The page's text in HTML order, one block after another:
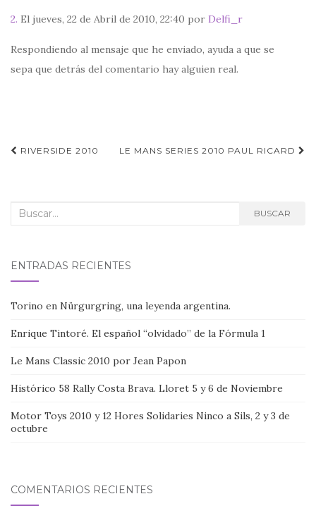
2. El jueves, 22 de Abril de 2010, 22:40 por Delfi_r
Respondiendo al mensaje que he enviado, ayuda a que se
sepa que detrás del comentario hay alguien real.
Navegación
RIVERSIDE 2010 LE MANS SERIES 2010 PAUL RICARD
Buscar: BUSCAR
ENTRADAS RECIENTES
Torino en Nürgurgring, una leyenda argentina.
Enrique Tintoré. El español “olvidado” de la Fórmula 1
Le Mans Classic 2010 por Jean Papon
Histórico 58 Rally Costa Brava. Lloret 5 y 6 de Noviembre
Motor Toys 2010 y 12 Hores Solidaries Ninco a Sils, 2 y 3 de
octubre
COMENTARIOS RECIENTES